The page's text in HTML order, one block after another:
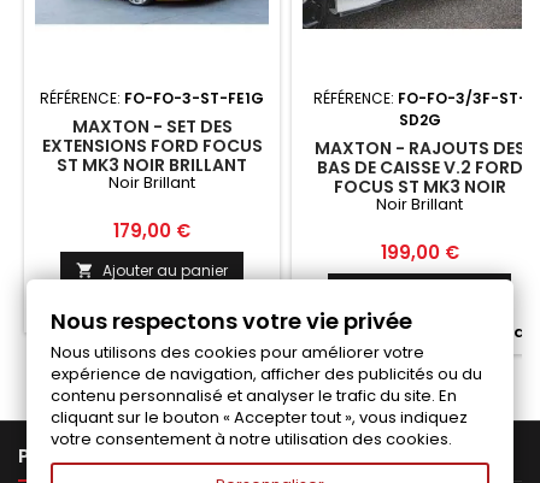
RÉFÉRENCE: FO-FO-3-ST-FE1G
MAXTON - SET DES
EXTENSIONS FORD FOCUS
ST MK3 NOIR BRILLANT
Noir Brillant
Prix
179,00 €
 Ajouter au panier
Fabriqué a la commande
RÉFÉRENCE: FO-FO-3/3F-ST-
SD2G
MAXTON - RAJOUTS DES
BAS DE CAISSE V.2 FORD
FOCUS ST MK3 NOIR
BRILLANT
Noir Brillant
Prix
199,00 €
Fabriqué a la commande
PRODUITS
Nous respectons votre vie privée
Nous utilisons des cookies pour améliorer votre
expérience de navigation, afficher des publicités ou du
contenu personnalisé et analyser le trafic du site. En
cliquant sur le bouton « Accepter tout », vous indiquez
votre consentement à notre utilisation des cookies.